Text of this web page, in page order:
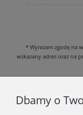
* Wyrażam zgodę na
wskazany adres oraz na
Dbamy o